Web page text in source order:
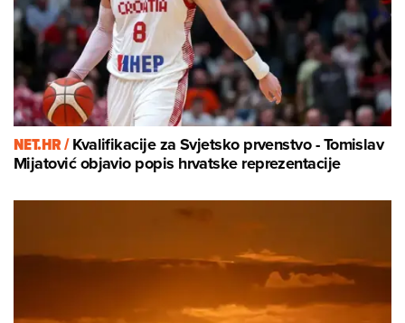
NET.HR /Kvalifikacije za Svjetsko prvenstvo - Tomislav
Mijatović objavio popis hrvatske reprezentacije